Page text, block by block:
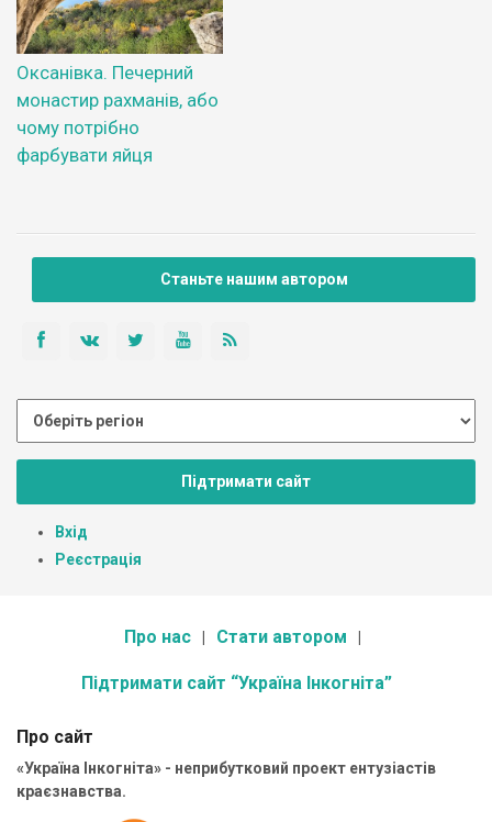
Оксанівка. Печерний
монастир рахманів, або
чому потрібно
фарбувати яйця
Станьте нашим автором
Підтримати сайт
Вхід
Реєстрація
Про нас Стати автором
Підтримати сайт “Україна Інкогніта”
Про сайт
«Україна Інкогніта» - неприбутковий проект ентузіастів
краєзнавства.